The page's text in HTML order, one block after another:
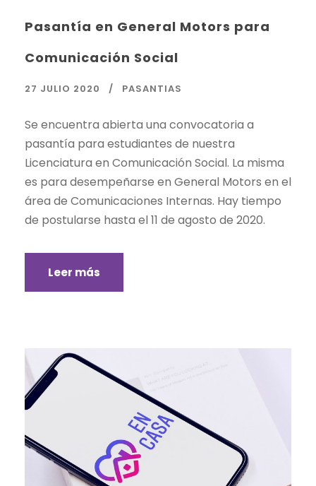
Pasantía en General Motors para
Comunicación Social
27 JULIO 2020 PASANTIAS
Se encuentra abierta una convocatoria a
pasantía para estudiantes de nuestra
Licenciatura en Comunicación Social. La misma
es para desempeñarse en General Motors en el
área de Comunicaciones Internas. Hay tiempo
de postularse hasta el 11 de agosto de 2020.
Leer más